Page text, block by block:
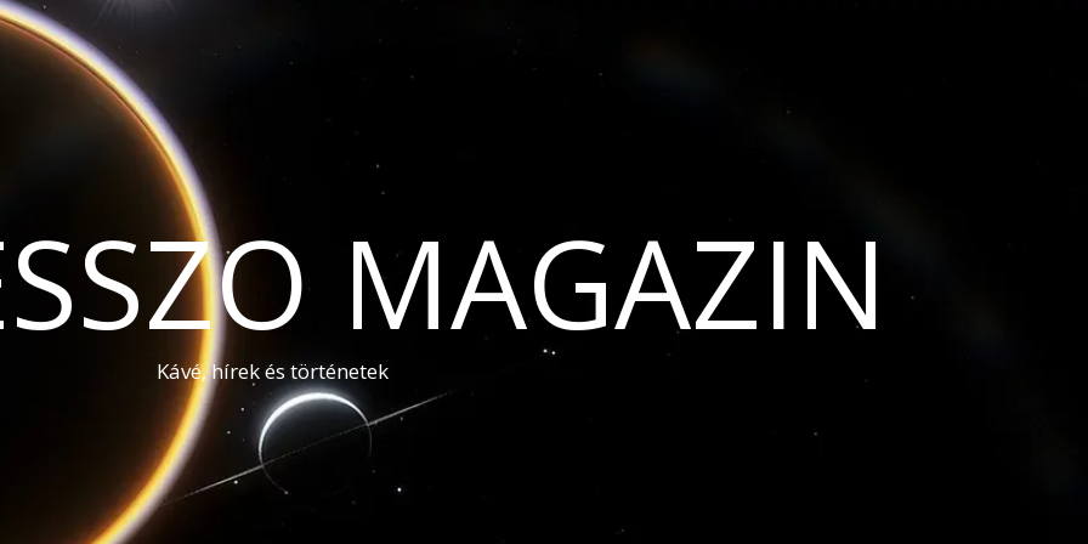
MAGAZIN
Kávé, hírek és történetek